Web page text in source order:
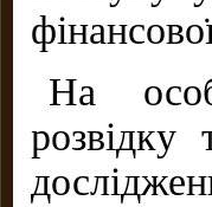
На
розвідку